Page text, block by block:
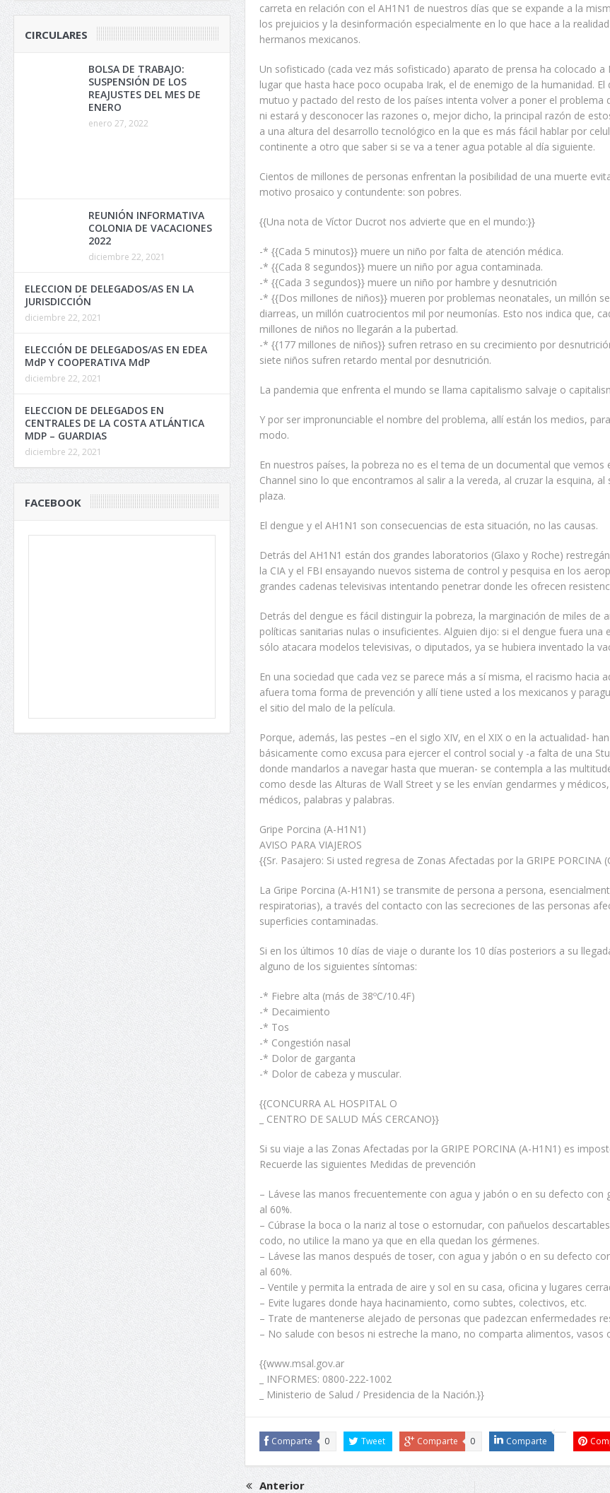
carreta en relación con el AH1N1 de nuestros días que se expande a la
los prejuicios y la desinformación especialmente en lo que hace a la
hermanos mexicanos.
Un sofisticado (cada vez más sofisticado) aparato de prensa ha colocado a
lugar que hasta hace poco ocupaba Irak, el de enemigo de la humanidad.
mutuo y pactado del resto de los países intenta volver a poner el problema
ni estará y desconocer las razones o, mejor dicho, la principal razón de
a una altura del desarrollo tecnológico en la que es más fácil hablar por
continente a otro que saber si se va a tener agua potable al día siguiente.
Cientos de millones de personas enfrentan la posibilidad de una muerte
motivo prosaico y contundente: son pobres.
{{Una nota de Víctor Ducrot nos advierte que en el mundo:}}
-* {{Cada 5 minutos}} muere un niño por falta de atención médica.
-* {{Cada 8 segundos}} muere un niño por agua contaminada.
-* {{Cada 3 segundos}} muere un niño por hambre y desnutrición
-* {{Dos millones de niños}} mueren por problemas neonatales, un millón
diarreas, un millón cuatrocientos mil por neumonías. Esto nos indica que,
millones de niños no llegarán a la pubertad.
-* {{177 millones de niños}} sufren retraso en su crecimiento por
siete niños sufren retardo mental por desnutrición.
La pandemia que enfrenta el mundo se llama capitalismo salvaje o
Y por ser impronunciable el nombre del problema, allí están los medios,
modo.
En nuestros países, la pobreza no es el tema de un documental que vemos
Channel sino lo que encontramos al salir a la vereda, al cruzar la esquina, al
plaza.
El dengue y el AH1N1 son consecuencias de esta situación, no las causas.
Detrás del AH1N1 están dos grandes laboratorios (Glaxo y Roche)
la CIA y el FBI ensayando nuevos sistema de control y pesquisa en los
grandes cadenas televisivas intentando penetrar donde les ofrecen
Detrás del dengue es fácil distinguir la pobreza, la marginación de miles de
políticas sanitarias nulas o insuficientes. Alguien dijo: si el dengue fuera una
sólo atacara modelos televisivas, o diputados, ya se hubiera inventado la
En una sociedad que cada vez se parece más a sí misma, el racismo hacia
afuera toma forma de prevención y allí tiene usted a los mexicanos y
el sitio del malo de la película.
Porque, además, las pestes –en el siglo XIV, en el XIX o en la actualidad-
básicamente como excusa para ejercer el control social y -a falta de una
donde mandarlos a navegar hasta que mueran- se contempla a las
como desde las Alturas de Wall Street y se les envían gendarmes y
médicos, palabras y palabras.
Gripe Porcina (A-H1N1)
AVISO PARA VIAJEROS
{{Sr. Pasajero: Si usted regresa de Zonas Afectadas por la GRIPE PORCINA
La Gripe Porcina (A-H1N1) se transmite de persona a persona,
respiratorias), a través del contacto con las secreciones de las personas
superficies contaminadas.
Si en los últimos 10 días de viaje o durante los 10 días posteriors a su
alguno de los siguientes síntomas:
-* Fiebre alta (más de 38ºC/10.4F)
-* Decaimiento
-* Tos
-* Congestión nasal
-* Dolor de garganta
-* Dolor de cabeza y muscular.
{{CONCURRA AL HOSPITAL O
_ CENTRO DE SALUD MÁS CERCANO}}
Si su viaje a las Zonas Afectadas por la GRIPE PORCINA (A-H1N1) es
Recuerde las siguientes Medidas de prevención
– Lávese las manos frecuentemente con agua y jabón o en su defecto con
al 60%.
– Cúbrase la boca o la nariz al tose o estornudar, con pañuelos
codo, no utilice la mano ya que en ella quedan los gérmenes.
– Lávese las manos después de toser, con agua y jabón o en su defecto
al 60%.
– Ventile y permita la entrada de aire y sol en su casa, oficina y lugares
– Evite lugares donde haya hacinamiento, como subtes, colectivos, etc.
– Trate de mantenerse alejado de personas que padezcan enfermedades
– No salude con besos ni estreche la mano, no comparta alimentos, vasos
{{www.msal.gov.ar
_ INFORMES: 0800-222-1002
_ Ministerio de Salud / Presidencia de la Nación.}}
Comparte 0 Tweet Comparte 0 Comparte
Anterior
CIRCULARES
BOLSA DE TRABAJO:
SUSPENSIÓN DE LOS
REAJUSTES DEL MES DE
ENERO
enero 27, 2022
REUNIÓN INFORMATIVA
COLONIA DE VACACIONES
2022
diciembre 22, 2021
ELECCION DE DELEGADOS/AS EN LA
JURISDICCIÓN
diciembre 22, 2021
ELECCIÓN DE DELEGADOS/AS EN EDEA
MdP Y COOPERATIVA MdP
diciembre 22, 2021
ELECCION DE DELEGADOS EN
CENTRALES DE LA COSTA ATLÁNTICA
MDP – GUARDIAS
diciembre 22, 2021
FACEBOOK